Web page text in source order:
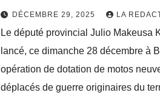
guerre
DÉCEMBRE 29, 2025 LA
Le député provincial Julio Makeusa
lancé, ce dimanche 28 décembre à
opération de dotation de motos
déplacés de guerre originaires du